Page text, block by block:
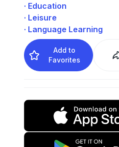
· Education
· Leisure
· Language Learning
Add to
Favorites